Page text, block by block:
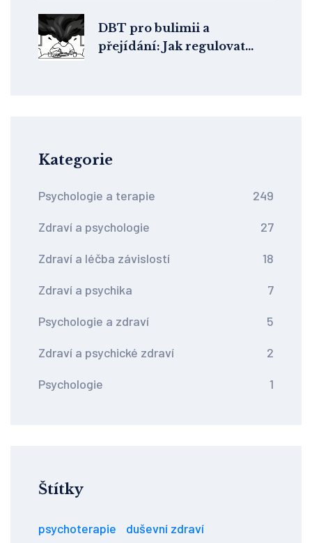
DBT pro bulimii a
přejídání: Jak regulovat
Kategorie
Psychologie a terapie 249
Zdraví a psychologie 27
Zdraví a léčba závislostí 18
Zdraví a psychika 7
Psychologie a zdraví 5
Zdraví a psychické zdraví 2
Psychologie 1
Štítky
psychoterapie
duševní zdraví